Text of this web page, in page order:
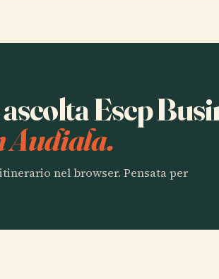
Escp
Audiala.
nel browser. Pensata per